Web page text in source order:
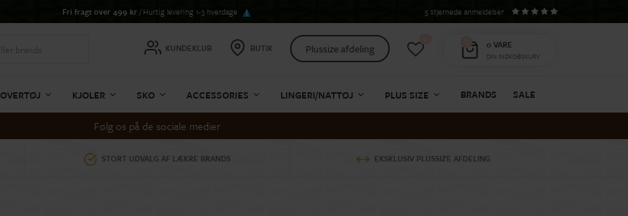
Fri fragt over 499 kr/ Hurtig levering 1-3 hverdage 5 stjernede anmeldelser
0 VARE
DIN INDKØBSKURV
KUNDEKLUB BUTIK Plussize afdeling
OVERTØJ KJOLER SKO ACCESSORIES LINGERI/NATTØJ PLUS SIZE BRANDS SALE
Følg os på de sociale medier
STORT UDVALG AF LÆKRE BRANDS EKSKLUSIV PLUSSIZE AFDELING